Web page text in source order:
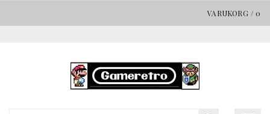
VARUKORG / 0